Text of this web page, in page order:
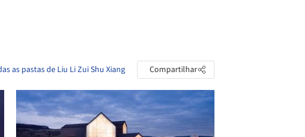
as pastas de Liu Li Zui Shu Xiang Compartilhar